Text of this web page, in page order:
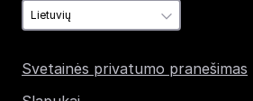
Svetainės privatumo pranešimas